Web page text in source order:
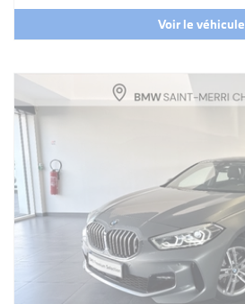
Voir le véhicule